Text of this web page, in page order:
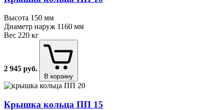
Высота 150 мм
Диаметр наруж 1160 мм
Вес 220 кг
2 945 руб.
В корзину
Крышка кольца ПП 15